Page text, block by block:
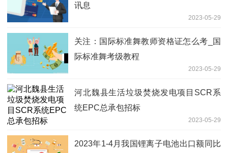
讯息
2023-05-29
关注：国际标准舞教师资格证怎么考_国
际标准舞考级教程
2023-05-29
河北魏县生活垃圾焚烧发电项目SCR系
统EPC总承包招标
2023-05-29
2023年1-4月我国锂离子电池出口额同比